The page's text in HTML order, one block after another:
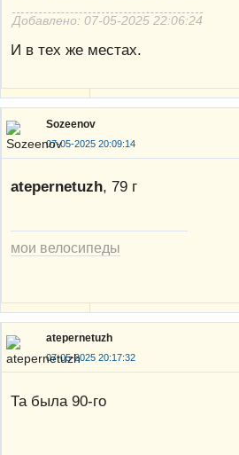
Добавлено: 07-05-2025 22:06:24
И в тех же местах.
Sozeenov
07-05-2025 20:09:14
atepernetuzh, 79 г
мои велосипеды
atepernetuzh
07-05-2025 20:17:32
Та была 90-го